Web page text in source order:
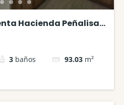
Hacienda Peñalisa
3 baños 93.03 m²